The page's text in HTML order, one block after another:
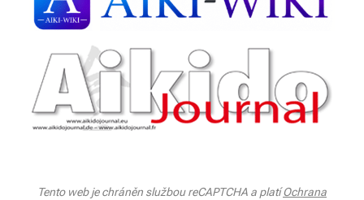
Tento web je chráněn službou reCAPTCHA a platíOchrana